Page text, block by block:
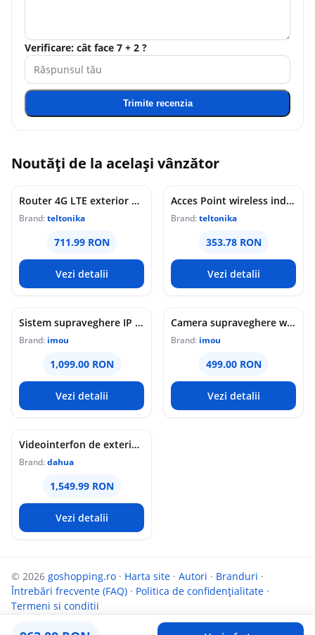
Verificare: cât face 7 + 2 ?
Trimite recenzia
Noutăți de la același vânzător
Router 4G LTE exterior Teltonika OTD144, WiFi, Cat 4, 150 Mbps, 2x porturi Ethernet, dual SIM, PoE, management de la distanta
Brand:teltonika
711.99 RON
Vezi detalii
Acces Point wireless industrial Teltonika DAP145, RS485, WiFi 4, Mesh, STA, 1x antena RP-SMA, 2x LAN 10/100 Mbps, PoE pasiv, sina DIN
Brand:teltonika
353.78 RON
Vezi detalii
Sistem supraveghere IP WiFi 6 cu panou solar Imou Full Color AOV AIR 2, 2 camere, 5MP, slot card, microfon/difuzor, IR/lumina alba 15m, 5000mAh, detectie om/vehicul, sirena
Brand: imou
1,099.00 RON
Vezi detalii
Camera supraveghere wireless IP PT Imou Titan Pro 4G LTE Active Deterrence IPC-U7LP-6T0T, 6 MP, 3.6 mm, IR 30 m, microfon si difuzor, slot card, night vision color, auto-tracking, detectie miscare, alarma, PoE
Brand: imou
499.00 RON
Vezi detalii
Videointerfon de exterior IP WiFi Dahua VTO6631QB-WP, 2MP, ecran 5 inch, acces prin PIN/recunoastere faciala/card/Bluetooth, slot card, microfon/difuzor, PoE
Brand:dahua
1,549.99 RON
Vezi detalii
© 2026 goshopping.ro · Harta site · Autori · Branduri ·
Întrebări frecvente (FAQ) · Politica de confidențialitate ·
Termeni si conditii
Parteneri: InfoCompanii.ro Targuldecarti.ro